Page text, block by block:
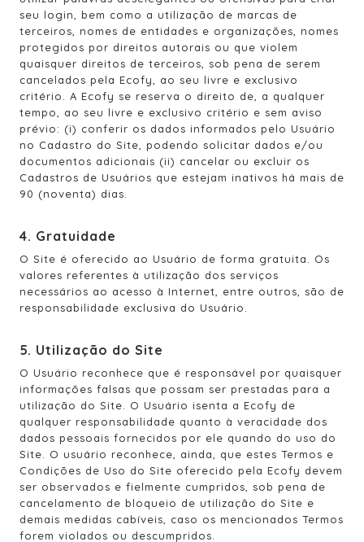
seu login, bem como a utilização de marcas de
terceiros, nomes de entidades e organizações, nomes
protegidos por direitos autorais ou que violem
quaisquer direitos de terceiros, sob pena de serem
cancelados pela Ecofy, ao seu livre e exclusivo
critério. A Ecofy se reserva o direito de, a qualquer
tempo, ao seu livre e exclusivo critério e sem aviso
prévio: (i) conferir os dados informados pelo Usuário
no Cadastro do Site, podendo solicitar dados e/ou
documentos adicionais (ii) cancelar ou excluir os
Cadastros de Usuários que estejam inativos há mais de
90 (noventa) dias.
4. Gratuidade
O Site é oferecido ao Usuário de forma gratuita. Os
valores referentes à utilização dos serviços
necessários ao acesso à Internet, entre outros, são de
responsabilidade exclusiva do Usuário.
5. Utilização do Site
O Usuário reconhece que é responsável por quaisquer
informações falsas que possam ser prestadas para a
utilização do Site. O Usuário isenta a Ecofy de
qualquer responsabilidade quanto à veracidade dos
dados pessoais fornecidos por ele quando do uso do
Site. O usuário reconhece, ainda, que estes Termos e
Condições de Uso do Site oferecido pela Ecofy devem
ser observados e fielmente cumpridos, sob pena de
cancelamento de bloqueio de utilização do Site e
demais medidas cabíveis, caso os mencionados Termos
forem violados ou descumpridos.